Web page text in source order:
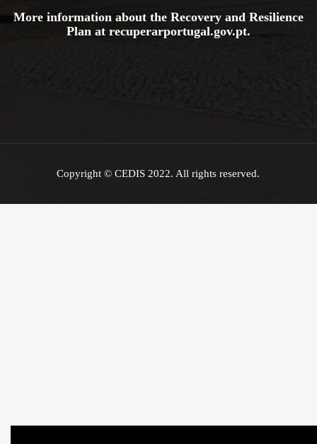
More information about the Recovery and Resilience
Plan at recuperarportugal.gov.pt.
Copyright © CEDIS 2022. All rights reserved.